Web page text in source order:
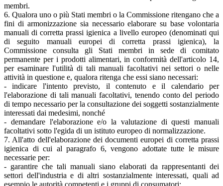
membri.
6. Qualora uno o più Stati membri o la Commissione ritengano che a
fini di armonizzazione sia necessario elaborare su base volontaria
manuali di corretta prassi igienica a livello europeo (denominati qui
di seguito manuali europei di corretta prassi igienica), la
Commissione consulta gli Stati membri in sede di comitato
permanente per i prodotti alimentari, in conformità dell'articolo 14,
per esaminare l'utilità di tali manuali facoltativi nei settori o nelle
attività in questione e, qualora ritenga che essi siano necessari:
- indicare l'intento previsto, il contenuto e il calendario per
l'elaborazione di tali manuali facoltativi, tenendo conto del periodo
di tempo necessario per la consultazione dei soggetti sostanzialmente
interessati dai medesimi, nonché
- demandare l'elaborazione e/o la valutazione di questi manuali
facoltativi sotto l'egida di un istituto europeo di normalizzazione.
7. All'atto dell'elaborazione dei documenti europei di corretta prassi
igienica di cui al paragrafo 6, vengono adottate tutte le misure
necessarie per:
- garantire che tali manuali siano elaborati da rappresentanti dei
settori dell'industria e di altri sostanzialmente interessati, quali ad